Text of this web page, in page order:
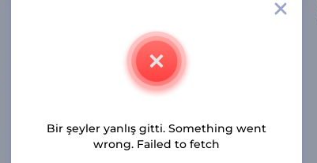
Bir şeyler yanlış gitti. Something went
wrong. Failed to fetch